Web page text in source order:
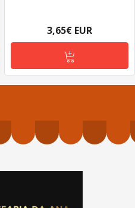
3,65€ EUR